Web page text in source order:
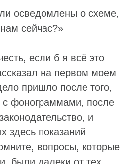
осведомлены о схеме,
сейчас?»
если б я всё это
на первом моем
пришло после того,
с фонограммами, после
и
здесь показаний
вопросы, которые
были далеки от тех